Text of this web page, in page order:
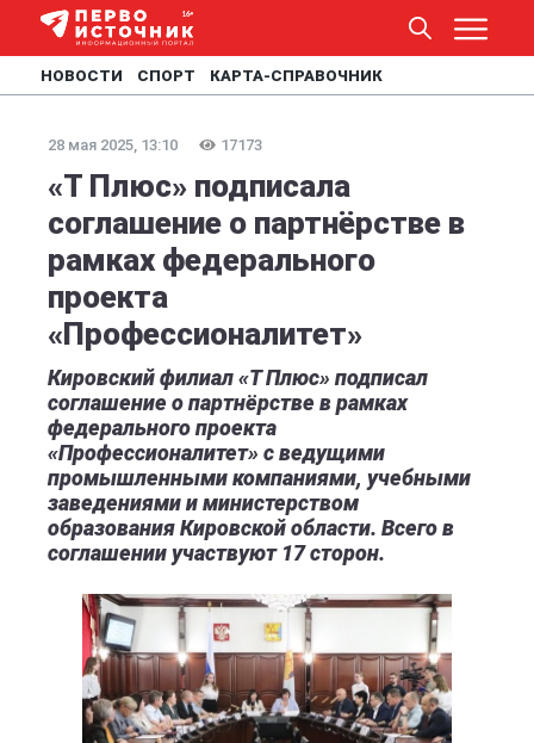
НОВОСТИ СПОРТ КАРТА-СПРАВОЧНИК
28 мая 2025, 13:10 17173
«Т Плюс» подписала
соглашение о партнёрстве в
рамках федерального
проекта
«Профессионалитет»
Кировский филиал «Т Плюс» подписал
соглашение о партнёрстве в рамках
федерального проекта
«Профессионалитет» с ведущими
промышленными компаниями, учебными
заведениями и министерством
образования Кировской области. Всего в
соглашении участвуют 17 сторон.